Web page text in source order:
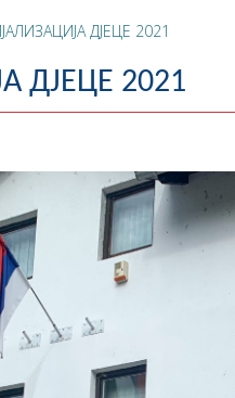
ДЈЕЦЕ 2021
ДЈЕЦЕ 2021